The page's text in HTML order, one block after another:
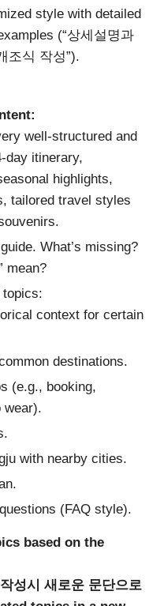
style with detailed
(“상세설명과
조식 작성”).
well-structured and
day itinerary,
highlights,
tailored travel styles
What’s missing?
mean?
topics:
context for certain
destinations.
(e.g., booking,
wear).
with nearby cities.
(FAQ style).
based on the
성시 새로운 문단으로